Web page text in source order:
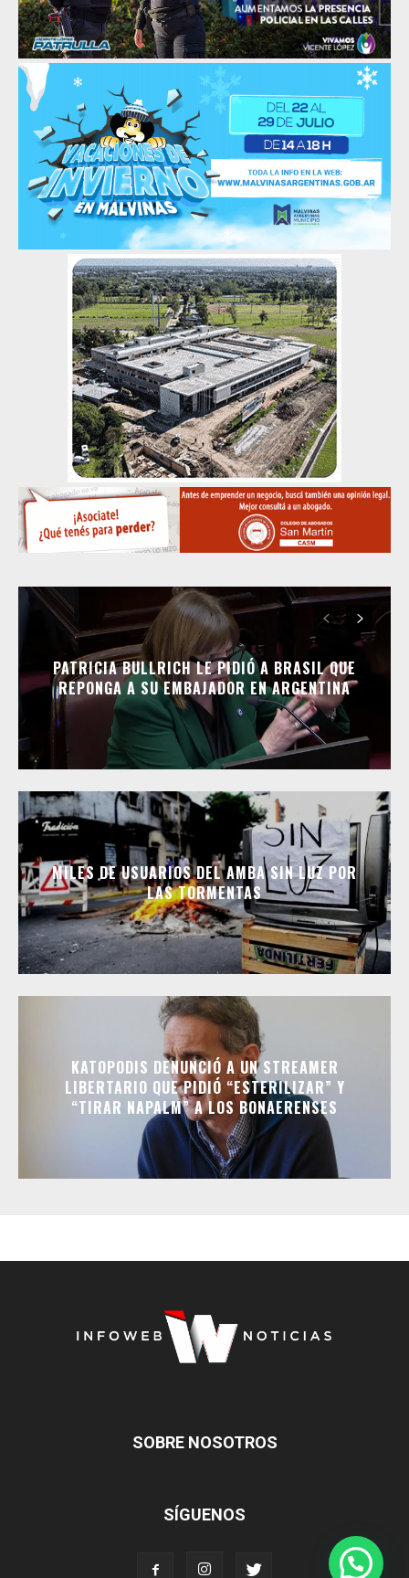
PATRICIA BULLRICH LE PIDIÓ A BRASIL QUE
REPONGA A SU EMBAJADOR EN ARGENTINA
MILES DE USUARIOS DEL AMBA SIN LUZ POR
LAS TORMENTAS
KATOPODIS DENUNCIÓ A UN STREAMER
LIBERTARIO QUE PIDIÓ “ESTERILIZAR” Y
“TIRAR NAPALM” A LOS BONAERENSES
SOBRE NOSOTROS
SÍGUENOS